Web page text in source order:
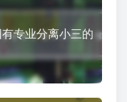
专业分离小三的